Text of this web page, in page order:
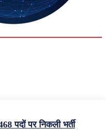
पदों पर निकली भर्ती